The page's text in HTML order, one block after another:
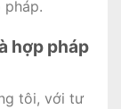
pháp.
hợp pháp
tôi, với tư